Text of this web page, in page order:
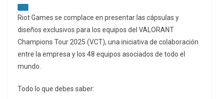
Riot Games se complace en presentar las cápsulas y
diseños exclusivos para los equipos del VALORANT
Champions Tour 2025 (VCT), una iniciativa de colaboración
entre la empresa y los 48 equipos asociados de todo el
mundo.
Todo lo que debes saber: